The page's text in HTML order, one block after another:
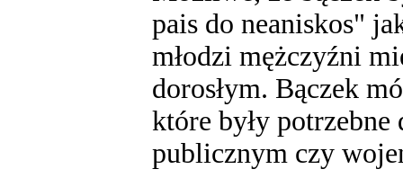
pais do neaniskos"
młodzi mężczyźni
dorosłym. Bączek
które były
publicznym czy